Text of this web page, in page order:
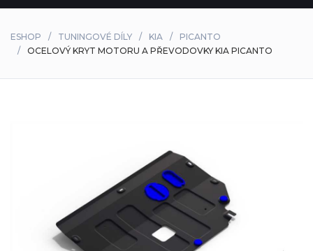
ESHOP TUNINGOVÉ DÍLY KIA
PICANTO
OCELOVÝ KRYT MOTORU A PŘEVODOVKY KIA PICANTO